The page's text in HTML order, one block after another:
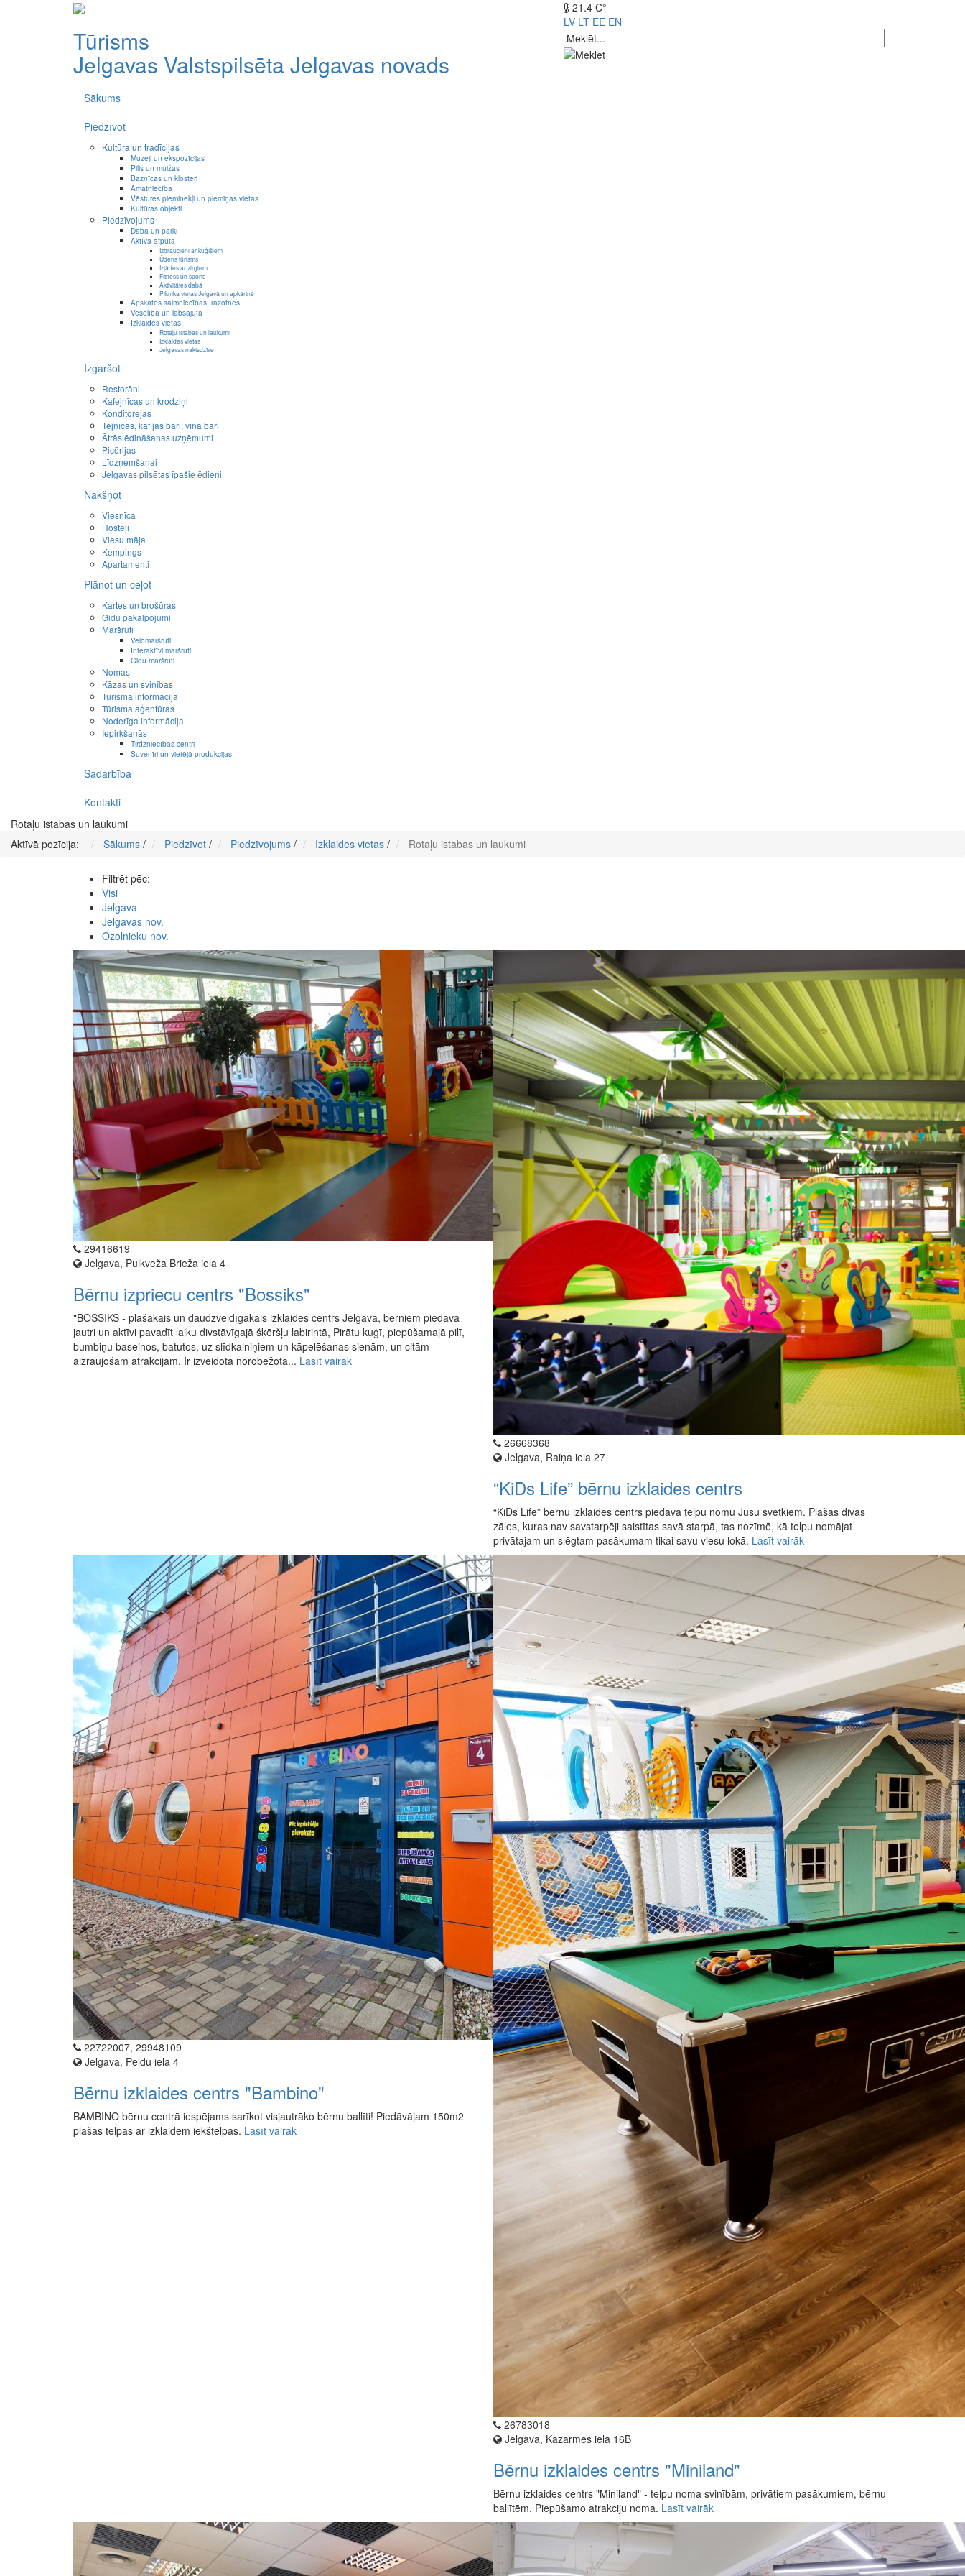
Tūrisms
Jelgavas Valstspilsēta Jelgavas novads
21.4 C°
LV LT EE EN
Sākums
Piedzīvot
Kultūra un tradīcijas
Muzeji un ekspozīcijas
Pilis un muižas
Baznīcas un klosteri
Amatniecība
Vēstures pieminekļi un piemiņas vietas
Kultūras objekti
Piedzīvojums
Daba un parki
Aktīvā atpūta
Izbraucieni ar kuģīšiem
Ūdens tūrisms
Izjādes ar zirgiem
Fitness un sports
Aktivitātes dabā
Piknika vietas Jelgavā un apkārtnē
Apskates saimniecības, ražotnes
Veselība un labsajūta
Izklaides vietas
Rotaļu istabas un laukumi
Izklaides vietas
Jelgavas naktsdzīve
Izgaršot
Restorāni
Kafejnīcas un krodziņi
Konditorejas
Tējnīcas, kafijas bāri, vīna bāri
Ātrās ēdināšanas uzņēmumi
Picērijas
Līdzņemšanai
Jelgavas pilsētas īpašie ēdieni
Nakšņot
Viesnīca
Hosteļi
Viesu māja
Kempings
Apartamenti
Plānot un ceļot
Kartes un brošūras
Gidu pakalpojumi
Maršruti
Velomaršruti
Interaktīvi maršruti
Gidu maršruti
Nomas
Kāzas un svinības
Tūrisma informācija
Tūrisma aģentūras
Noderīga informācija
Iepirkšanās
Tirdzniecības centri
Suvenīri un vietējā produkcijas
Sadarbība
Kontakti
Rotaļu istabas un laukumi
Aktīvā pozīcija:
Sākums / Piedzīvot / Piedzīvojums / Izklaides vietas / Rotaļu istabas un laukumi
Filtrēt pēc:
Visi
Jelgava
Jelgavas nov.
Ozolnieku nov.
29416619
Jelgava, Pulkveža Brieža iela 4
Bērnu izpriecu centrs "Bossiks"
"BOSSIKS - plašākais un daudzveidīgākais izklaides centrs Jelgavā, bērniem piedāvā
jautri un aktīvi pavadīt laiku divstāvīgajā šķēršļu labirintā, Pirātu kuģī, piepūšamajā pilī,
bumbiņu baseinos, batutos, uz slīdkalniņiem un kāpelēšanas sienām, un citām
aizraujošām atrakcijām. Ir izveidota norobežota... Lasīt vairāk
26668368
Jelgava, Raiņa iela 27
“KiDs Life” bērnu izklaides centrs
“KiDs Life” bērnu izklaides centrs piedāvā telpu nomu Jūsu svētkiem. Plašas divas
zāles, kuras nav savstarpēji saistītas savā starpā, tas nozīmē, kā telpu nomājat
privātajam un slēgtam pasākumam tikai savu viesu lokā. Lasīt vairāk
22722007, 29948109
Jelgava, Peldu iela 4
Bērnu izklaides centrs "Bambino"
BAMBINO bērnu centrā iespējams sarīkot visjautrāko bērnu ballīti! Piedāvājam 150m2
plašas telpas ar izklaidēm iekštelpās. Lasīt vairāk
26783018
Jelgava, Kazarmes iela 16B
Bērnu izklaides centrs "Miniland"
Bērnu izklaides centrs "Miniland" - telpu noma svinībām, privātiem pasākumiem, bērnu
ballītēm. Piepūšamo atrakciju noma. Lasīt vairāk